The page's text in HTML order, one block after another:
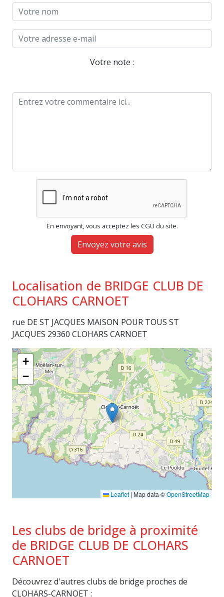
Votre note :
En envoyant, vous acceptez les CGU du site.
Envoyez votre avis
Localisation de BRIDGE CLUB DE
CLOHARS CARNOET
rue DE ST JACQUES MAISON POUR TOUS ST
JACQUES 29360 CLOHARS CARNOET
+
−
Leaflet | Map data ©OpenStreetMap
Les clubs de bridge à proximité
de BRIDGE CLUB DE CLOHARS
CARNOET
Découvrez d'autres clubs de bridge proches de
CLOHARS-CARNOET :